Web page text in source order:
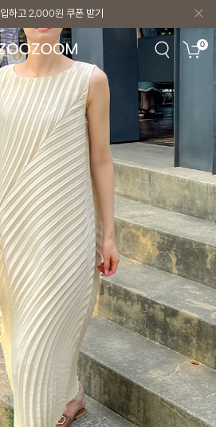
하고 2,000원 쿠폰 받기
하고2,000원쿠폰 받기 0